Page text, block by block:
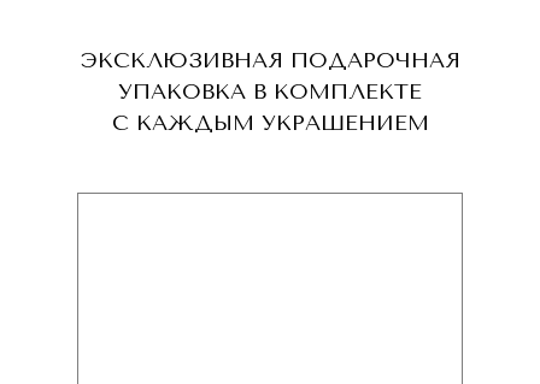
ЭКСКЛЮЗИВНАЯ ПОДАРОЧНАЯ
УПАКОВКА В КОМПЛЕКТЕ
С КАЖДЫМ УКРАШЕНИЕМ